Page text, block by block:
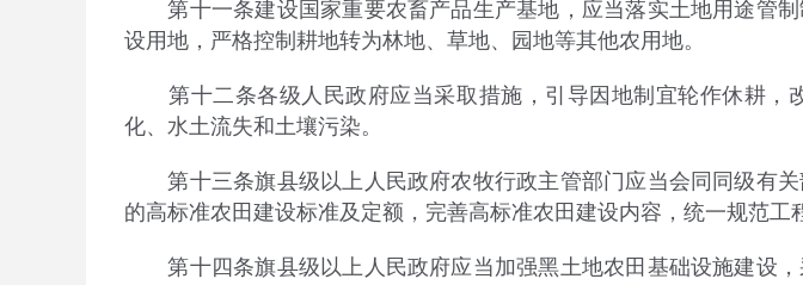
第十一条建设国家重要农畜产品生产基地，应当落实土地用途管制
设用地，严格控制耕地转为林地、草地、园地等其他农用地。
第十二条各级人民政府应当采取措施，引导因地制宜轮作休耕，
化、水土流失和土壤污染。
第十三条旗县级以上人民政府农牧行政主管部门应当会同同级有关
的高标准农田建设标准及定额，完善高标准农田建设内容，统一规范
第十四条旗县级以上人民政府应当加强黑土地农田基础设施建设，